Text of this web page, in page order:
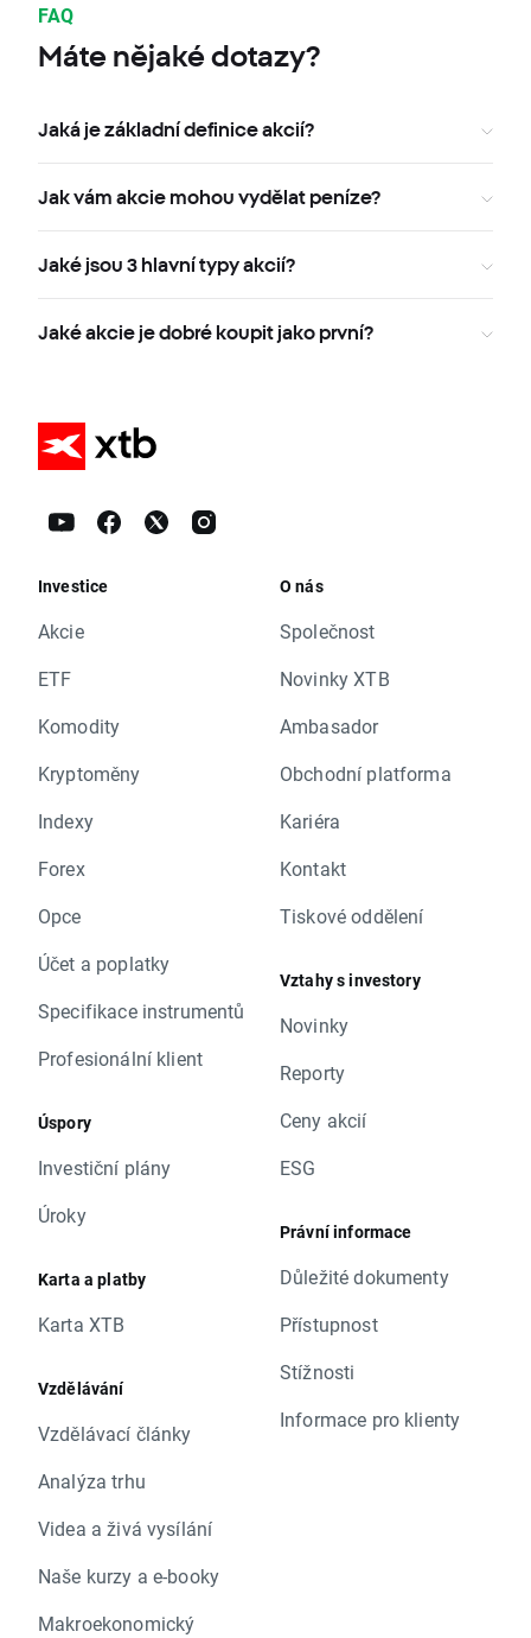
FAQ
Máte nějaké dotazy?
Jaká je základní definice akcií?
Jak vám akcie mohou vydělat peníze?
Jaké jsou 3 hlavní typy akcií?
Jaké akcie je dobré koupit jako první?
Investice
Akcie
ETF
Komodity
Kryptoměny
Indexy
Forex
Opce
Účet a poplatky
Specifikace instrumentů
Profesionální klient
Úspory
Investiční plány
Úroky
Karta a platby
Karta XTB
Vzdělávání
Vzdělávací články
Analýza trhu
Videa a živá vysílání
Naše kurzy a e-booky
Makroekonomický
O nás
Společnost
Novinky XTB
Ambasador
Obchodní platforma
Kariéra
Kontakt
Tiskové oddělení
Vztahy s investory
Novinky
Reporty
Ceny akcií
ESG
Právní informace
Důležité dokumenty
Přístupnost
Stížnosti
Informace pro klienty